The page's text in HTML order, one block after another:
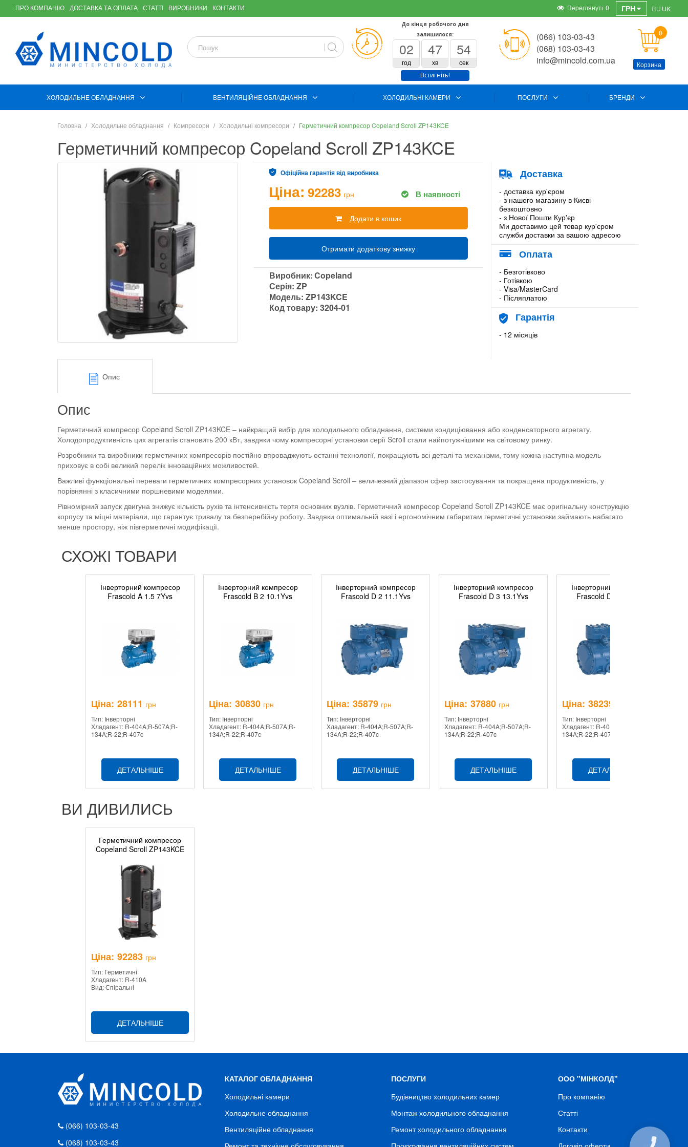
ПРО КОМПАНІЮ ДОСТАВКА ТА ОПЛАТА СТАТТІ ВИРОБНИКИ КОНТАКТИ ГРН RU UK
Переглянуті 0
До кінця робочого дня
залишилося:
02
год
47
хв
54
сек
Встигніть!
(066) 103-03-43
(068) 103-03-43
info@mincold.com.ua
0
Корзина
ХОЛОДИЛЬНЕ ОБЛАДНАННЯ ВЕНТИЛЯЦІЙНЕ ОБЛАДНАННЯ ХОЛОДИЛЬНІ КАМЕРИ ПОСЛУГИ БРЕНДИ
Головна Холодильне обладнання Компресори Холодильні компресори Герметичний компресор Copeland Scroll ZP143KCE
Герметичний компресор Copeland Scroll ZP143KCE
Офіційна гарантія від виробника
Ціна: 92283 грн В наявності
Додати в кошик
Отримати додаткову знижку
Виробник:Copeland
Серія:ZP
Модель:ZP143KCE
Код товару:3204-01
Доставка
- доставка кур'єром
- з нашого магазину в Києві
безкоштовно
- з Нової Пошти Кур'єр
Ми доставимо цей товар кур'єром
служби доставки за вашою адресою
Оплата
- Безготівково
- Готівкою
- Visa/MasterCard
- Післяплатою
Гарантія
- 12 місяців
Опис
Опис
Герметичний компресор Copeland Scroll ZP143KCE – найкращий вибір для холодильного обладнання, системи кондиціювання або конденсаторного агрегату.
Холодопродуктивність цих агрегатів становить 200 кВт, завдяки чому компресорні установки серії Scroll стали найпотужнішими на світовому ринку.
Розробники та виробники герметичних компресорів постійно впроваджують останні технології, покращують всі деталі та механізми, тому кожна наступна модель
приховує в собі великий перелік інноваційних можливостей.
Важливі функціональні переваги герметичних компресорних установок Copeland Scroll – величезний діапазон сфер застосування та покращена продуктивність, у
порівнянні з класичними поршневими моделями.
Рівномірний запуск двигуна знижує кількість рухів та інтенсивність тертя основних вузлів. Герметичний компресор Copeland Scroll ZP143KCE має оригінальну конструкцію
корпусу та міцні матеріали, що гарантує тривалу та безперебійну роботу. Завдяки оптимальній вазі і ергономічним габаритам герметичні установки займають набагато
менше простору, ніж півгерметичні модифікації.
СХОЖІ ТОВАРИ
Інверторний компресор
Frascold A 1.5 7Yvs
Ціна: 28111 грн
Тип: Інверторні
Хладагент: R-404A;R-507A;R-
134A;R-22;R-407c
ДЕТАЛЬНІШЕ
Інверторний компресор
Frascold B 2 10.1Yvs
Ціна: 30830 грн
Тип: Інверторні
Хладагент: R-404A;R-507A;R-
134A;R-22;R-407c
ДЕТАЛЬНІШЕ
Інверторний компресор
Frascold D 2 11.1Yvs
Ціна: 35879 грн
Тип: Інверторні
Хладагент: R-404A;R-507A;R-
134A;R-22;R-407c
ДЕТАЛЬНІШЕ
Інверторний компресор
Frascold D 3 13.1Yvs
Ціна: 37880 грн
Тип: Інверторні
Хладагент: R-404A;R-507A;R-
134A;R-22;R-407c
ДЕТАЛЬНІШЕ
Інверторний компресор
Frascold D 4 16.1Yvs
Ціна: 38239
Тип: Інверторні
Хладагент: R-404A;R-507A;R-
134A;R-22;R-407c
ДЕТАЛЬНІШЕ
ВИ ДИВИЛИСЬ
Герметичний компресор
Copeland Scroll ZP143KCE
Ціна: 92283 грн
Тип: Герметичні
Хладагент: R-410A
Вид: Спіральні
ДЕТАЛЬНІШЕ
(066) 103-03-43
(068) 103-03-43
КАТАЛОГ ОБЛАДНАННЯ
Холодильні камери
Холодильне обладнання
Вентиляційне обладнання
ПОСЛУГИ
Будівництво холодильних камер
Монтаж холодильного обладнання
Ремонт холодильного обладнання
ООО "МІНКОЛД"
Про компанію
Статті
Контакти
КНОПКА